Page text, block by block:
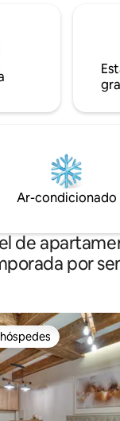
Ar-condicionado
de
por
preferidos dos